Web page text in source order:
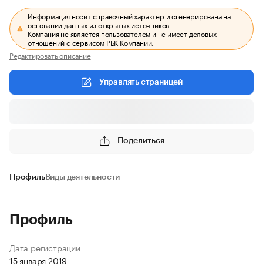
Информация носит справочный характер и сгенерирована на
основании данных из открытых источников.
Компания не является пользователем и не имеет деловых
отношений с сервисом РБК Компании.
Редактировать описание
Управлять страницей
Поделиться
ПрофильВиды деятельности
Профиль
Дата регистрации
15 января 2019